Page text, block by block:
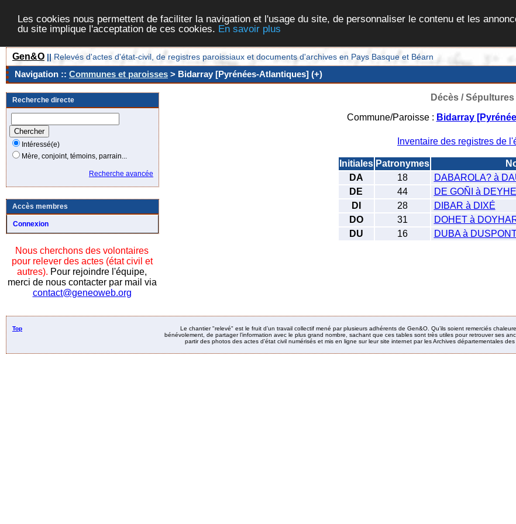
Les cookies nous permettent de faciliter la navigation et l'usage du site, de personnaliser le contenu et les
du site implique l'acceptation de ces cookies. En savoir plus
Gen&O || Relevés d'actes d'état-civil, de registres paroissiaux et documents d'archives en Pays Basque et Béarn
Navigation :: Communes et paroisses > Bidarray [Pyrénées-Atlantiques] (+)
Recherche directe
Intéressé(e)
Mère, conjoint, témoins, parrain...
Recherche avancée
Accès membres
Connexion
Nous cherchons des volontaires
pour relever des actes (état civil et
autres). Pour rejoindre l'équipe,
merci de nous contacter par mail via
contact@geneoweb.org
Décès / Sépultures
Commune/Paroisse : Bidarray
Inventaire des registres de
Initiales Patronymes
DA
18
DABAROLA? à
DE
44
DE GOÑI à
DI
28
DIBAR à DIXÉ
DO
31
DOHET à
DU
16 DUBA à
Top
Le chantier "relevé" est le fruit d’un travail collectif mené par plusieurs adhérents de Gen&O. Qu’ils soient remerciés
bénévolement, de partager l’information avec le plus grand nombre, sachant que ces tables sont très utiles pour retrouver ses
partir des photos des actes d’état civil numérisés et mis en ligne sur leur site internet par les Archives départementales